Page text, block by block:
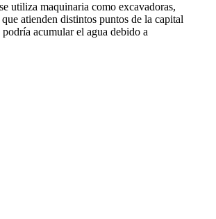
utiliza maquinaria como excavadoras,
atienden distintos puntos de la capital
acumular el agua debido a